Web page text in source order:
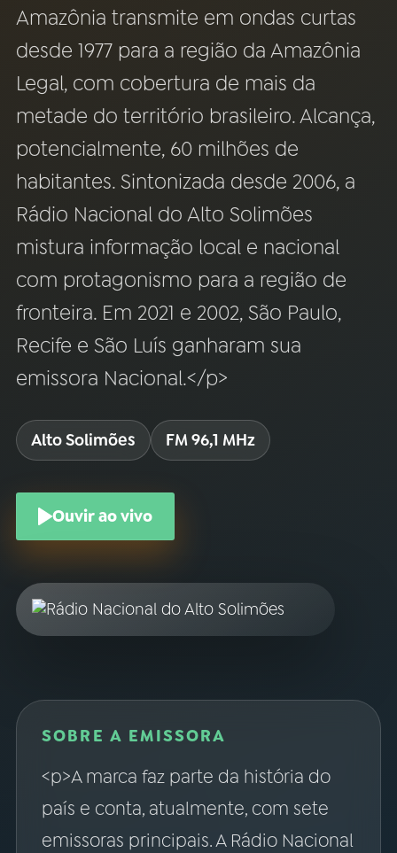
FESTIVAL DE MÚSICA
ACOMPANHE A RÁDIO NACIONAL
Instagram X
TikTok
Amazônia transmite em ondas curtas
desde 1977 para a região da Amazônia
Legal, com cobertura de mais da
metade do território brasileiro. Alcança,
potencialmente, 60 milhões de
habitantes. Sintonizada desde 2006, a
Rádio Nacional do Alto Solimões
mistura informação local e nacional
com protagonismo para a região de
fronteira. Em 2021 e 2002, São Paulo,
Recife e São Luís ganharam sua
emissora Nacional.</p>
Alto Solimões FM 96,1 MHz
Ouvir ao vivo
SOBRE A EMISSORA
<p>A marca faz parte da história do
país e conta, atualmente, com sete
emissoras principais. A Rádio Nacional